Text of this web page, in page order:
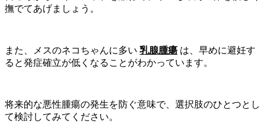
撫でてあげましょう。
また、メスのネコちゃんに多い 乳腺腫瘍 は、早めに避妊す
ると発症確立が低くなることがわかっています。
将来的な悪性腫瘍の発生を防ぐ意味で、選択肢のひとつとし
て検討してみてください。